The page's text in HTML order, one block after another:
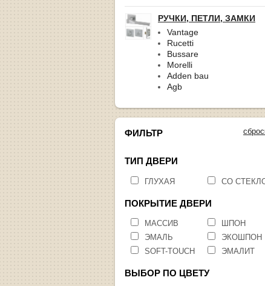
РУЧКИ, ПЕТЛИ, ЗАМКИ
Vantage
Rucetti
Bussare
Morelli
Adden bau
Agb
ФИЛЬТР
ТИП ДВЕРИ
ГЛУХАЯ СО
ПОКРЫТИЕ ДВЕРИ
МАССИВ
ШПОН
ЭМАЛЬ
ЭКОШПОН
SOFT-TOUCH
ЭМАЛИТ
ВЫБОР ПО ЦВЕТУ